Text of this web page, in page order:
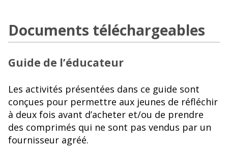
Documents téléchargeables
Guide de l’éducateur
Les activités présentées dans ce guide sont
conçues pour permettre aux jeunes de réfléchir
à deux fois avant d’acheter et/ou de prendre
des comprimés qui ne sont pas vendus par un
fournisseur agréé.